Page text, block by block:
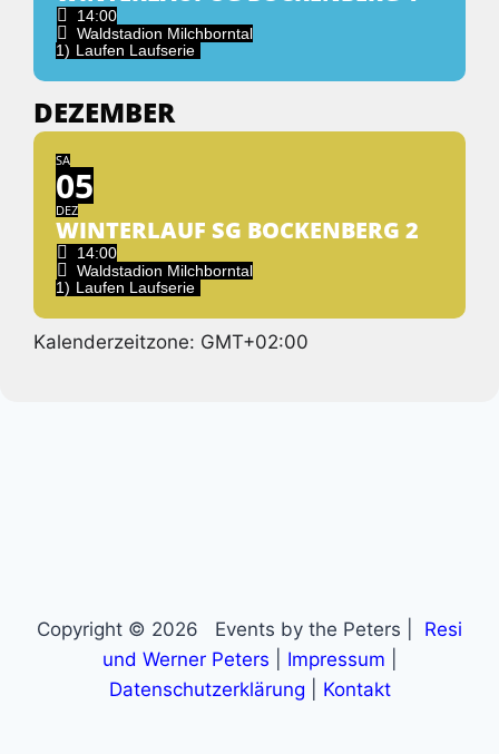
14:00
Waldstadion Milchborntal
1) Laufen Laufserie
DEZEMBER
SA
05
DEZ
WINTERLAUF SG BOCKENBERG 2
14:00
Waldstadion Milchborntal
1) Laufen Laufserie
Kalenderzeitzone: GMT+02:00
Copyright © 2026 Events by the Peters |
Resi
und Werner Peters
Impressum
Datenschutzerklärung
Kontakt